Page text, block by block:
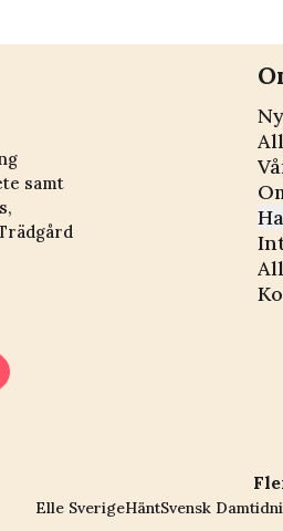
samt
Elle SverigeHäntSvensk